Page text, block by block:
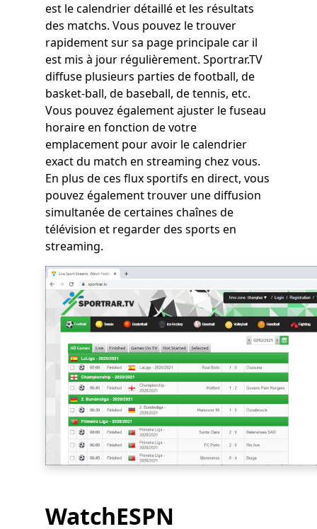
est le calendrier détaillé et les résultats
des matchs. Vous pouvez le trouver
rapidement sur sa page principale car il
est mis à jour régulièrement. Sportrar.TV
diffuse plusieurs parties de football, de
basket-ball, de baseball, de tennis, etc.
Vous pouvez également ajuster le fuseau
horaire en fonction de votre
emplacement pour avoir le calendrier
exact du match en streaming chez vous.
En plus de ces flux sportifs en direct, vous
pouvez également trouver une diffusion
simultanée de certaines chaînes de
télévision et regarder des sports en
streaming.
WatchESPN